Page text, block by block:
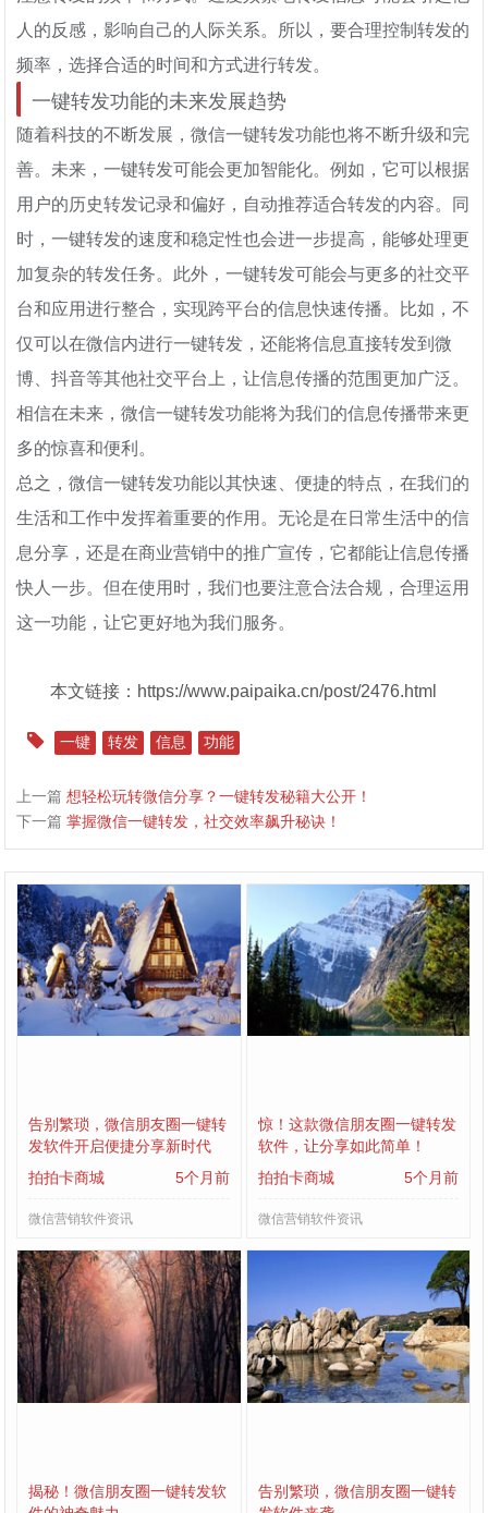
人的反感，影响自己的人际关系。所以，要合理控制转发的
频率，选择合适的时间和方式进行转发。
一键转发功能的未来发展趋势
随着科技的不断发展，微信一键转发功能也将不断升级和完
善。未来，一键转发可能会更加智能化。例如，它可以根据
用户的历史转发记录和偏好，自动推荐适合转发的内容。同
时，一键转发的速度和稳定性也会进一步提高，能够处理更
加复杂的转发任务。此外，一键转发可能会与更多的社交平
台和应用进行整合，实现跨平台的信息快速传播。比如，不
仅可以在微信内进行一键转发，还能将信息直接转发到微
博、抖音等其他社交平台上，让信息传播的范围更加广泛。
相信在未来，微信一键转发功能将为我们的信息传播带来更
多的惊喜和便利。
总之，微信一键转发功能以其快速、便捷的特点，在我们的
生活和工作中发挥着重要的作用。无论是在日常生活中的信
息分享，还是在商业营销中的推广宣传，它都能让信息传播
快人一步。但在使用时，我们也要注意合法合规，合理运用
这一功能，让它更好地为我们服务。
本文链接：https://www.paipaika.cn/post/2476.html
一键 转发 信息 功能
上一篇想轻松玩转微信分享？一键转发秘籍大公开！
下一篇掌握微信一键转发，社交效率飙升秘诀！
告别繁琐，微信朋友圈一键转
发软件开启便捷分享新时代
拍拍卡商城
5个月前
微信营销软件资讯
惊！这款微信朋友圈一键转发
软件，让分享如此简单！
拍拍卡商城
5个月前
微信营销软件资讯
揭秘！微信朋友圈一键转发软
告别繁琐，微信朋友圈一键转